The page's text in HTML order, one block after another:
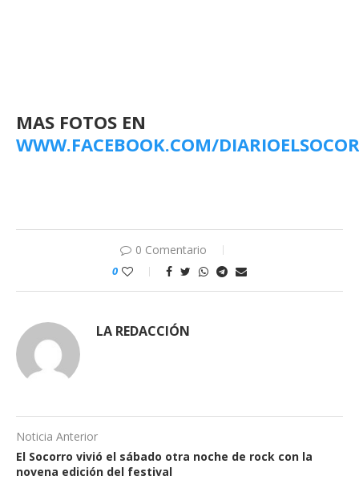
MAS FOTOS EN
WWW.FACEBOOK.COM/
0 Comentario
0
LA REDACCIÓN
Noticia Anterior
El Socorro vivió el sábado otra noche de rock con la
novena edición del festival